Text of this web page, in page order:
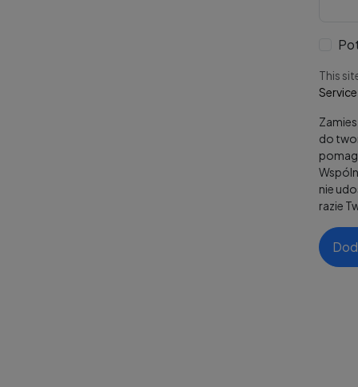
This
Service
do
nie
razie